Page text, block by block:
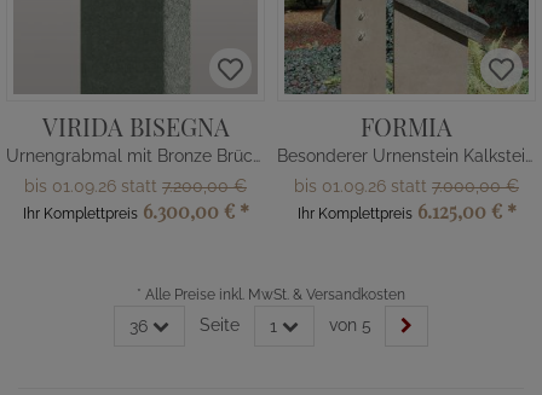
VIRIDA BISEGNA
Urnengrabmal mit Bronze Brücke & Menschen
bis 01.09.26 statt 7.200,00 €
Ihr Komplettpreis 6.300,00 € *
FORMIA
Besonderer Urnenstein Kalkstein Kreuz
bis 01.09.26 statt 7.000,00 €
Ihr Komplettpreis 6.125,00 € *
* Alle Preise inkl. MwSt. & Versandkosten
36 Seite 1 von 5